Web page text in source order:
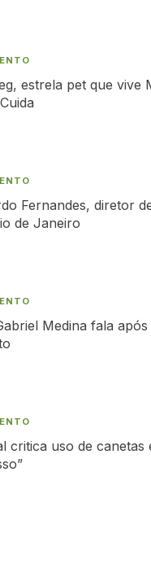
estrela pet que vive
Fernandes, diretor
de Janeiro
Medina fala
critica uso de canetas